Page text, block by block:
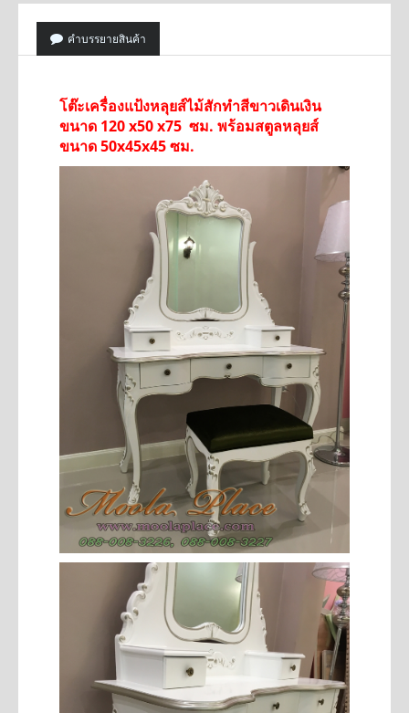
คำบรรยายสินค้า
โต๊ะเครื่องแป้งหลุยส์ไม้สักทำสีขาวเดินเงิน
ขนาด 120 x50 x75 ซม. พร้อมสตูลหลุยส์
ขนาด 50x45x45 ซม.